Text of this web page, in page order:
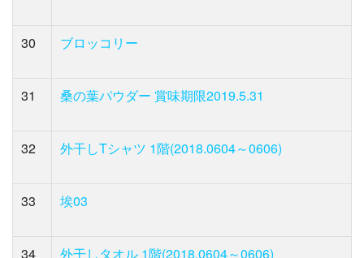
30 ブロッコリー
31 桑の葉パウダー 賞味期限2019.5.31
32 外干しTシャツ 1階(2018.0604～0606)
33 埃03
34 外干しタオル 1階(2018.0604～0606)